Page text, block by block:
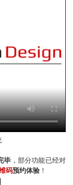
毕 ，部分功能已经对
码预约体验 ！